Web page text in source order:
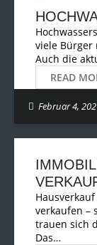
viele Bürger
Auch die
READ
Februar 4,
verkaufen –
trauen sich
Das…